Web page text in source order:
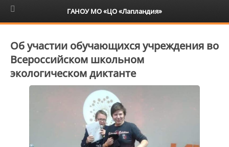
6+
Об участии обучающихся учреждения во
Всероссийском школьном
экологическом диктанте
ГАНОУ МО «ЦО «Лапландия»